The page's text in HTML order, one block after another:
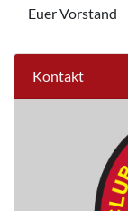
Euer Vorstand
Kontakt